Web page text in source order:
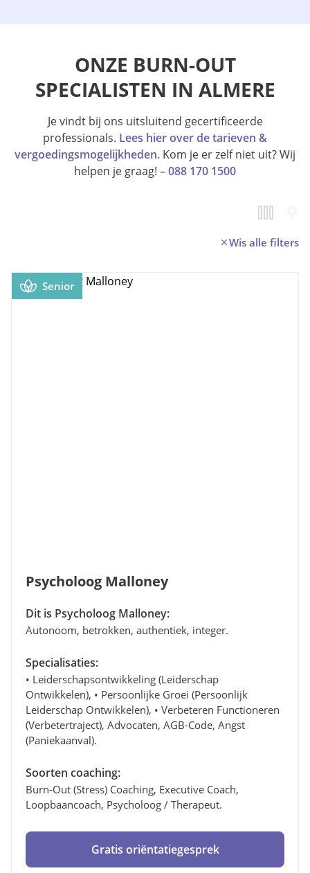
ONZE BURN-OUT
SPECIALISTEN IN ALMERE
Je vindt bij ons uitsluitend gecertificeerde
professionals. Lees hier over de tarieven &
vergoedingsmogelijkheden. Kom je er zelf niet uit? Wij
helpen je graag! –088 170 1500
Wis alle filters
Senior
Psycholoog Malloney
Dit is Psycholoog Malloney:
Autonoom, betrokken, authentiek, integer.
Specialisaties:
• Leiderschapsontwikkeling (leiderschap
Ontwikkelen), • Persoonlijke Groei (persoonlijk
Leiderschap Ontwikkelen), • Verbeteren Functioneren
(verbetertraject), Advocaten, AGB-Code, Angst
(paniekaanval).
Soorten coaching:
Burn-Out (stress) Coaching, Executive Coach,
Loopbaancoach, Psycholoog / Therapeut.
Gratis oriëntatiegesprek